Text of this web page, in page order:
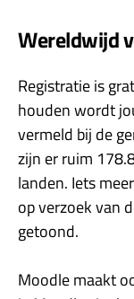
Wereldwijd
Registratie is
houden wordt
vermeld bij de
zijn er ruim
landen. Iets
op verzoek van
getoond.
Moodle maakt